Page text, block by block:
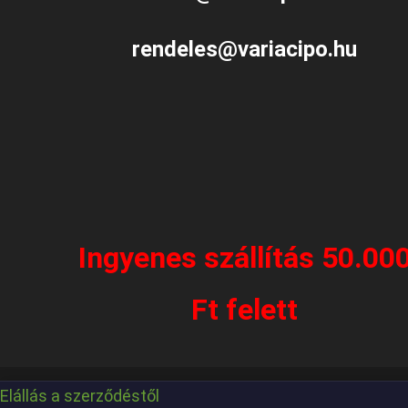
rendeles@variacipo.hu
Ingyenes szállítás
Ft felett
Elállás a szerződéstől